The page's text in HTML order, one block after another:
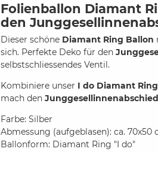
Folienballon Diamant
den
Dieser schöne Diamant Ring Ballon
sich. Perfekte Deko für den
selbstschliessendes Ventil.
Kombiniere unser I do Diamant
mach den Junggesellinnenabschied
Farbe: Silber
Abmessung (aufgeblasen): ca. 70x50
Ballonform: Diamant Ring "I do"